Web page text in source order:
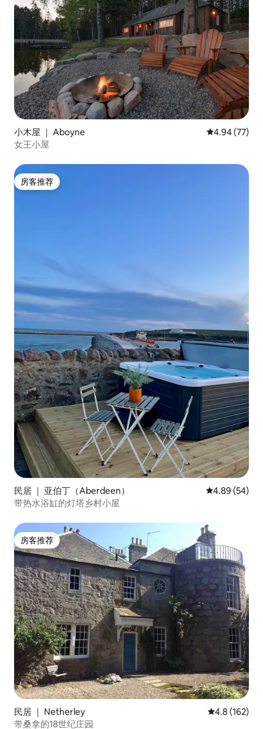
小木屋 ｜ Aboyne 平均评分
4.94 (77)
女王小屋
房客推荐
房客推荐
民居 ｜ 亚伯丁（Aberdeen） 平均评分 4.89
4.89 (54)
带热水浴缸的灯塔乡村小屋
房客推荐
房客推荐
民居 ｜ Netherley 平均评分 4.8
4.8 (162)
带桑拿的18世纪庄园